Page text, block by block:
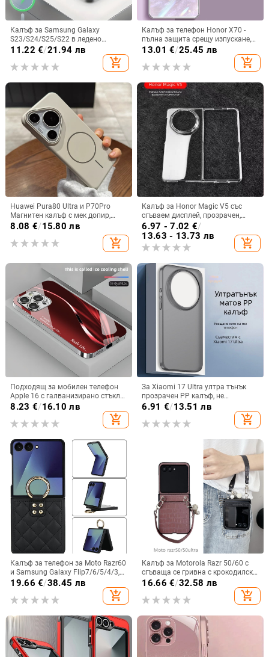
Калъф за Samsung Galaxy
S23/S24/S25/S22 в ледено
кристално розово със стъклена
повърхност и метално боядисано
покритие
11.22 €/21.94 лв
add_shopping_cart
Калъф за телефон Honor X70 -
пълна защита срещу изпускане,
закалено стъкло, модел Аурора
13.01 €/25.45 лв
add_shopping_cart
Huawei Pura80 Ultra и P70Pro
Магнитен калъф с мек допир,
ултра тънък PC корпус,
8.08 €/15.80 лв
add_shopping_cart
Калъф за Honor Magic V5 със
сгъваем дисплей, прозрачен,
лъскав, PC материал
6.97 - 7.02 €/
13.63 - 13.73 лв
add_shopping_cart
Подходящ за мобилен телефон
Apple 16 с галванизирано стъкло
и ослепителна течаща светлина,
семпъл iPhone 17 Pro, модерен и
лек луксозен 14 Plus.
8.23 €/16.10 лв
add_shopping_cart
За Xiaomi 17 Ultra ултра тънък
прозрачен PP калъф, не
пожълтява, матиран финиш и
6.91 €/13.51 лв
add_shopping_cart
Калъф за телефон за Moto Razr60
и Samsung Galaxy Flip7/6/5/4/3,
сгъваем с пръстен, защита от
изпускане, минималистичен PU
кожен калъф, ръчна изработка
19.66 €/38.45 лв
add_shopping_cart
Калъф за Motorola Razr 50/60 с
сгъваща се гривна с крокодилски
релеф
16.66 €/32.58 лв
add_shopping_cart